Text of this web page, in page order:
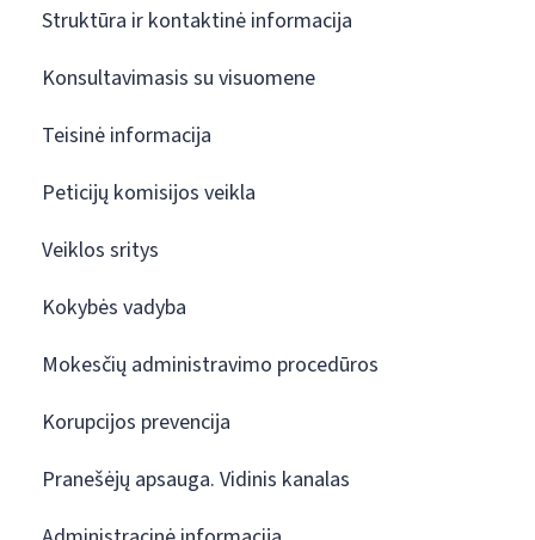
Struktūra ir kontaktinė informacija
Konsultavimasis su visuomene
Teisinė informacija
Peticijų komisijos veikla
Veiklos sritys
Kokybės vadyba
Mokesčių administravimo procedūros
Korupcijos prevencija
Pranešėjų apsauga. Vidinis kanalas